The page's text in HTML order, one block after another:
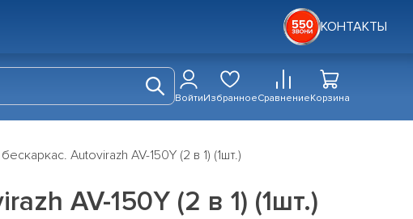
КОНТАКТЫ
ВойтиИзбранноеСравнениеКорзина
Autovirazh AV-150Y (2 в 1) (1шт.)
AV-150Y (2 в 1) (1шт.)